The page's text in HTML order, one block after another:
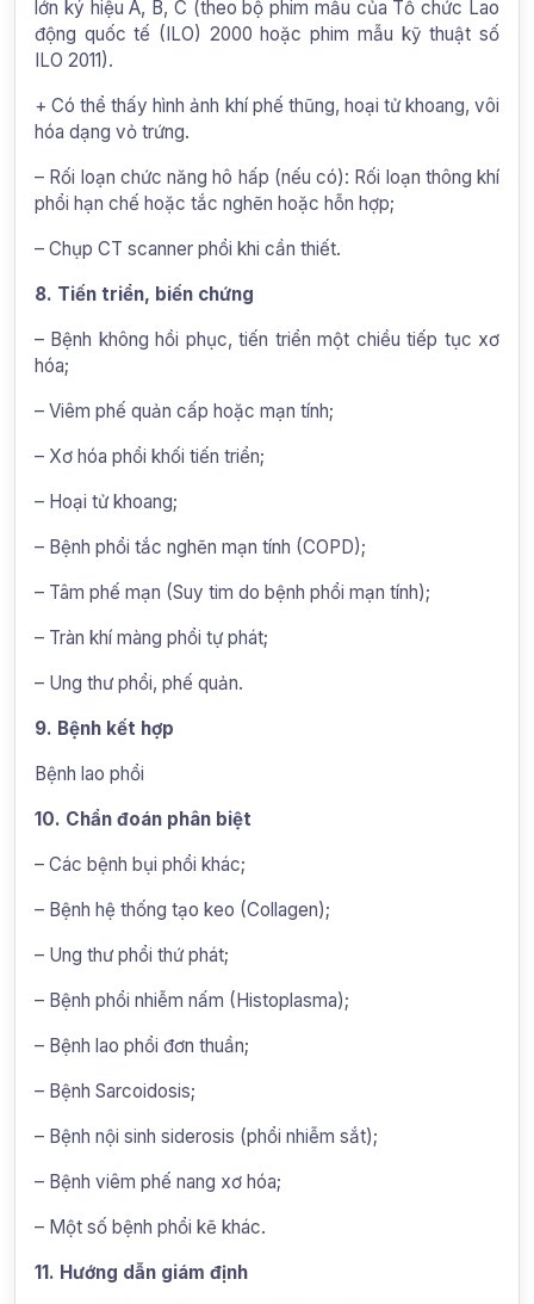
lớn ký hiệu A, B, C (theo bộ phim mẫu của Tổ chức Lao
động quốc tế (ILO) 2000 hoặc phim mẫu kỹ thuật số
ILO 2011).
+ Có thể thấy hình ảnh khí phế thũng, hoại tử khoang, vôi
hóa dạng vỏ trứng.
– Rối loạn chức năng hô hấp (nếu có): Rối loạn thông khí
phổi hạn chế hoặc tắc nghẽn hoặc hỗn hợp;
– Chụp CT scanner phổi khi cần thiết.
8. Tiến triển, biến chứng
– Bệnh không hồi phục, tiến triển một chiều tiếp tục xơ
hóa;
– Viêm phế quản cấp hoặc mạn tính;
– Xơ hóa phổi khối tiến triển;
– Hoại tử khoang;
– Bệnh phổi tắc nghẽn mạn tính (COPD);
– Tâm phế mạn (Suy tim do bệnh phổi mạn tính);
– Tràn khí màng phổi tự phát;
– Ung thư phổi, phế quản.
9. Bệnh kết hợp
Bệnh lao phổi
10. Chẩn đoán phân biệt
– Các bệnh bụi phổi khác;
– Bệnh hệ thống tạo keo (Collagen);
– Ung thư phổi thứ phát;
– Bệnh phổi nhiễm nấm (Histoplasma);
– Bệnh lao phổi đơn thuần;
– Bệnh Sarcoidosis;
– Bệnh nội sinh siderosis (phổi nhiễm sắt);
– Bệnh viêm phế nang xơ hóa;
– Một số bệnh phổi kẽ khác.
11. Hướng dẫn giám định